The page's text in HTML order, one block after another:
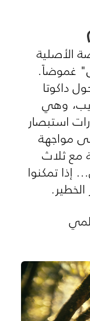
الأصلية
غموضاً.
داكوتا
وهي
استبصار
مواجهة
مع ثلاث
تمكنوا